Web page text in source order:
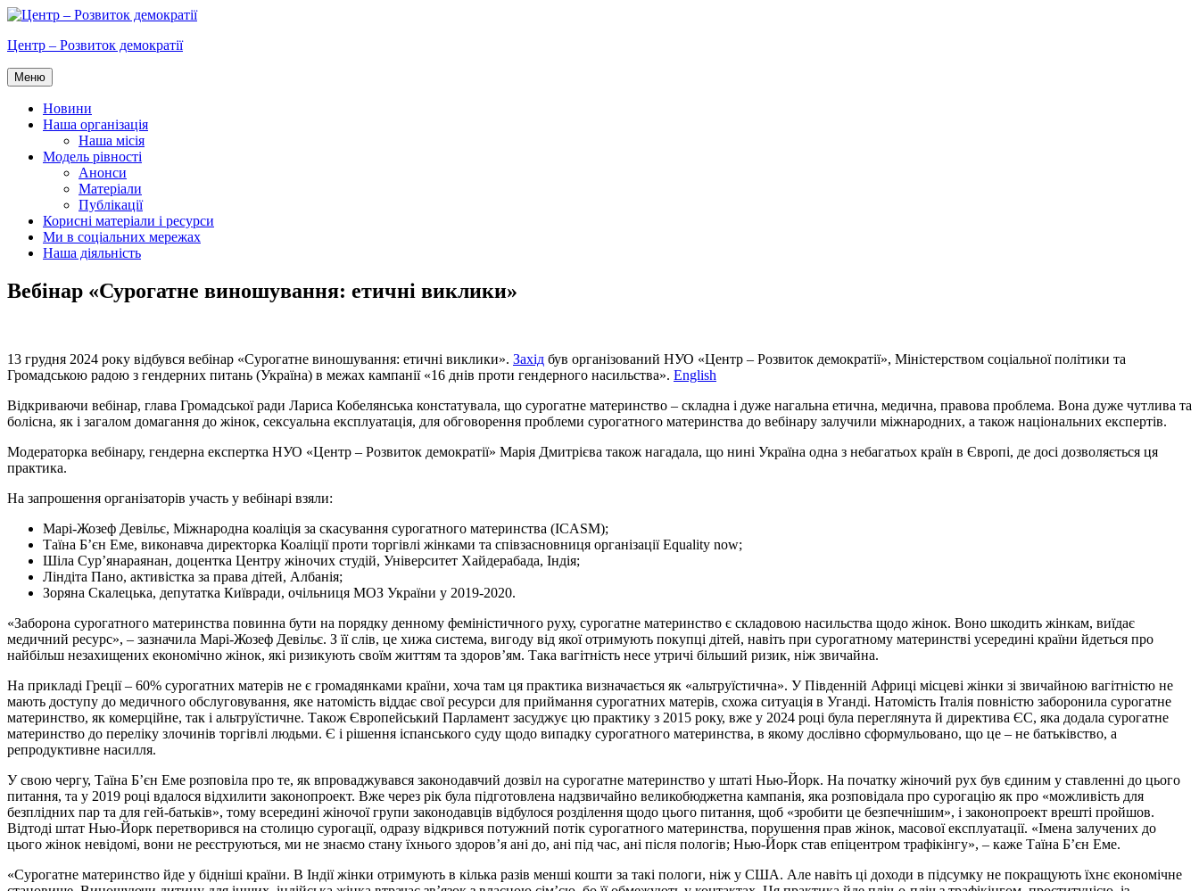
Перейти
вмісту
Центр – Розвиток демократії
Меню
Новини
Наша організація
Наша місія
Модель рівності
Анонси
Матеріали
Публікації
Корисні матеріали і ресурси
Ми в соціальних мережах
Наша діяльність
Вебінар «Сурогатне виношування: етичні виклики»
13 грудня 2024 року відбувся вебінар «Сурогатне виношування: етичні виклики». Захід був організований НУО «Центр – Розвиток демократії», Міністерством соціальної політики та
Громадською радою з гендерних питань (Україна) в межах кампанії «16 днів проти гендерного насильства». English
Відкриваючи вебінар, глава Громадської ради Лариса Кобелянська констатувала, що сурогатне материнство – складна і дуже нагальна етична, медична, правова проблема. Вона дуже чутлива та
болісна, як і загалом домагання до жінок, сексуальна експлуатація, для обговорення проблеми сурогатного материнства до вебінару залучили міжнародних, а також національних експертів.
Модераторка вебінару, гендерна експертка НУО «Центр – Розвиток демократії» Марія Дмитрієва також нагадала, що нині Україна одна з небагатьох країн в Європі, де досі дозволяється ця
практика.
На запрошення організаторів участь у вебінарі взяли:
Марі-Жозеф Девільє, Міжнародна коаліція за скасування сурогатного материнства (ICASM);
Таїна Б’єн Еме, виконавча директорка Коаліції проти торгівлі жінками та співзасновниця організації Equality now;
Шіла Сур’янараянан, доцентка Центру жіночих студій, Університет Хайдерабада, Індія;
Ліндіта Пано, активістка за права дітей, Албанія;
Зоряна Скалецька, депутатка Київради, очільниця МОЗ України у 2019-2020.
«Заборона сурогатного материнства повинна бути на порядку денному феміністичного руху, сурогатне материнство є складовою насильства щодо жінок. Воно шкодить жінкам, виїдає
медичний ресурс», – зазначила Марі-Жозеф Девільє. З її слів, це хижа система, вигоду від якої отримують покупці дітей, навіть при сурогатному материнстві усередині країни йдеться про
найбільш незахищених економічно жінок, які ризикують своїм життям та здоров’ям. Така вагітність несе утричі більший ризик, ніж звичайна.
На прикладі Греції – 60% сурогатних матерів не є громадянками країни, хоча там ця практика визначається як «альтруїстична». У Південній Африці місцеві жінки зі звичайною вагітністю не
мають доступу до медичного обслуговування, яке натомість віддає свої ресурси для приймання сурогатних матерів, схожа ситуація в Уганді. Натомість Італія повністю заборонила сурогатне
материнство, як комерційне, так і альтруїстичне. Також Європейський Парламент засуджує цю практику з 2015 року, вже у 2024 році була переглянута й директива ЄС, яка додала сурогатне
материнство до переліку злочинів торгівлі людьми. Є і рішення іспанського суду щодо випадку сурогатного материнства, в якому дослівно сформульовано, що це – не батьківство, а
репродуктивне насилля.
У свою чергу, Таїна Б’єн Еме розповіла про те, як впроваджувався законодавчий дозвіл на сурогатне материнство у штаті Нью-Йорк. На початку жіночий рух був єдиним у ставленні до цього
питання, та у 2019 році вдалося відхилити законопроект. Вже через рік була підготовлена надзвичайно великобюджетна кампанія, яка розповідала про сурогацію як про «можливість для
безплідних пар та для гей-батьків», тому всередині жіночої групи законодавців відбулося розділення щодо цього питання, щоб «зробити це безпечнішим», і законопроект врешті пройшов.
Відтоді штат Нью-Йорк перетворився на столицю сурогації, одразу відкрився потужний потік сурогатного материнства, порушення прав жінок, масової експлуатації. «Імена залучених до
цього жінок невідомі, вони не реєструються, ми не знаємо стану їхнього здоров’я ані до, ані під час, ані після пологів; Нью-Йорк став епіцентром трафікінгу», – каже Таїна Б’єн Еме.
«Сурогатне материнство йде у бідніші країни. В Індії жінки отримують в кілька разів менші кошти за такі пологи, ніж у США. Але навіть ці доходи в підсумку не покращують їхнє економічне